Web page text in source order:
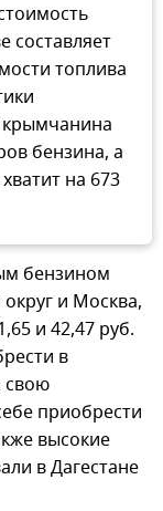
составляет
топлива
крымчанина
бензина, а
на 673
бензином
и Москва,
и 42,47 руб.
в
свою
приобрести
высокие
в Дагестане